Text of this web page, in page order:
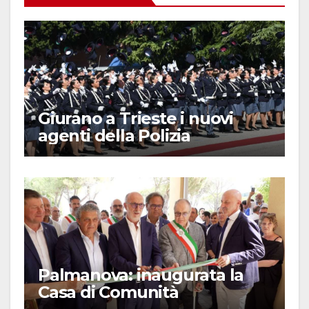
Giurano a Trieste i nuovi
agenti della Polizia
Palmanova: inaugurata la
Casa di Comunità